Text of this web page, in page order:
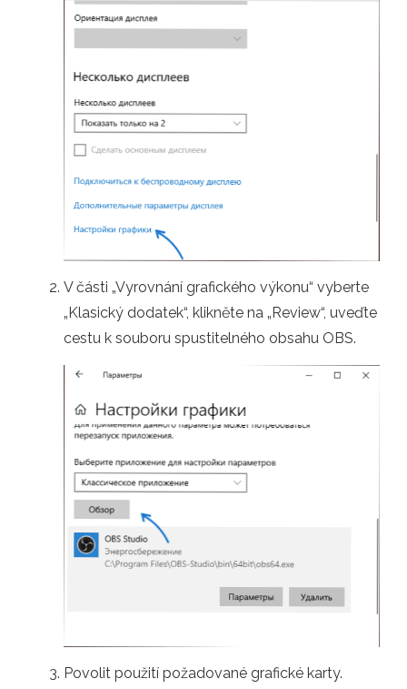
V části „Vyrovnání grafického výkonu“ vyberte
„Klasický dodatek“, klikněte na „Review“, uveďte
cestu k souboru spustitelného obsahu OBS.
Povolit použití požadované grafické karty.